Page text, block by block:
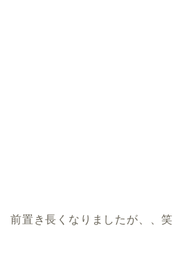
前置き長くなりましたが、、笑